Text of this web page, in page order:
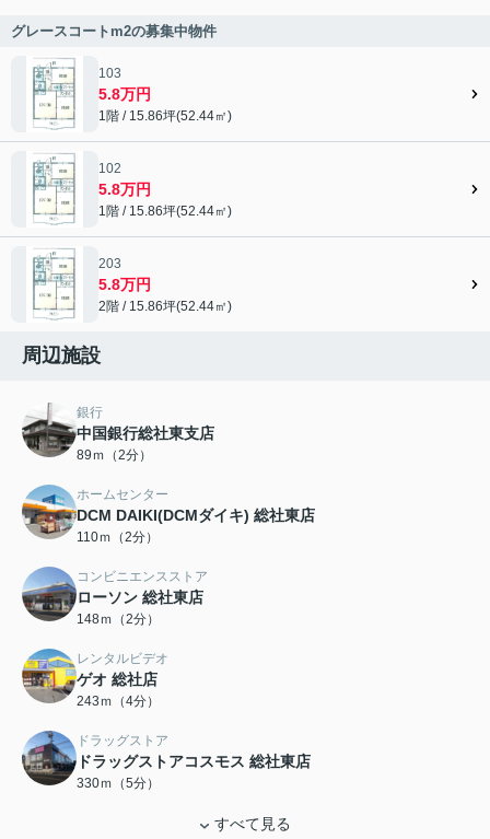
グレースコートm2の募集中物件
103
5.8万円
1階 / 15.86坪(52.44㎡)
102
5.8万円
1階 / 15.86坪(52.44㎡)
203
5.8万円
2階 / 15.86坪(52.44㎡)
周辺施設
銀行
中国銀行総社東支店
89ｍ（2分）
ホームセンター
DCM DAIKI(DCMダイキ) 総社東店
110ｍ（2分）
コンビニエンスストア
ローソン 総社東店
148ｍ（2分）
レンタルビデオ
ゲオ 総社店
243ｍ（4分）
ドラッグストア
ドラッグストアコスモス 総社東店
330ｍ（5分）
すべて見る